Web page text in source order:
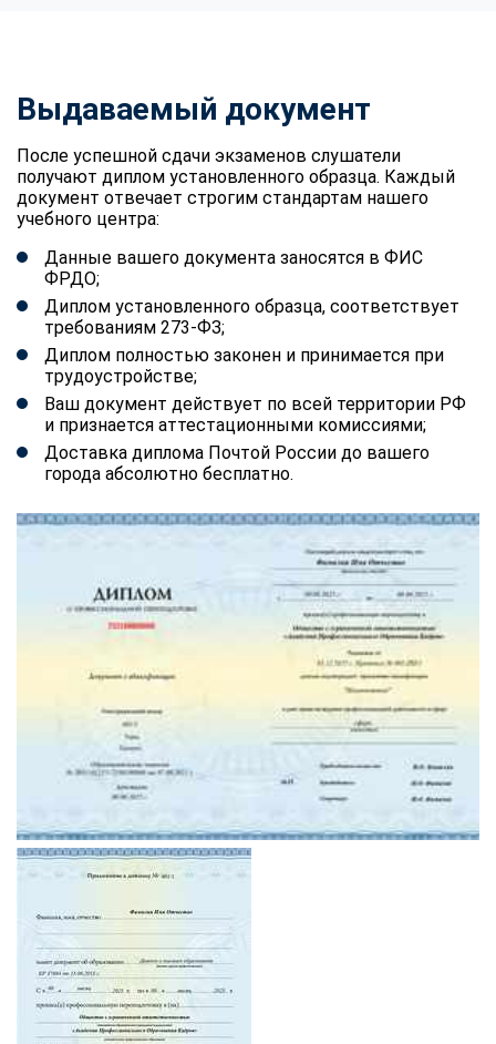
Выдаваемый документ
После успешной сдачи экзаменов слушатели
получают диплом установленного образца. Каждый
документ отвечает строгим стандартам нашего
учебного центра:
Данные вашего документа заносятся в ФИС
ФРДО;
Диплом установленного образца, соответствует
требованиям 273-ФЗ;
Диплом полностью законен и принимается при
трудоустройстве;
Ваш документ действует по всей территории РФ
и признается аттестационными комиссиями;
Доставка диплома Почтой России до вашего
города абсолютно бесплатно.